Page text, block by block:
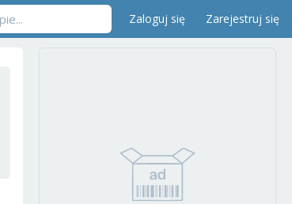
Zaloguj się Zarejestruj się